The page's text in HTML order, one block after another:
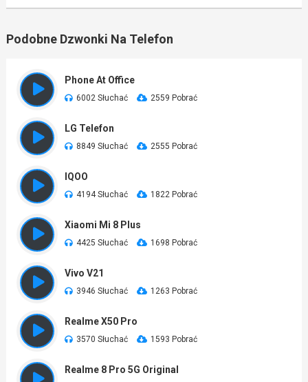
Podobne Dzwonki Na Telefon
Phone At Office
6002 Słuchać 2559 Pobrać
LG Telefon
8849 Słuchać 2555 Pobrać
IQOO
4194 Słuchać 1822 Pobrać
Xiaomi Mi 8 Plus
4425 Słuchać 1698 Pobrać
Vivo V21
3946 Słuchać 1263 Pobrać
Realme X50 Pro
3570 Słuchać 1593 Pobrać
Realme 8 Pro 5G Original